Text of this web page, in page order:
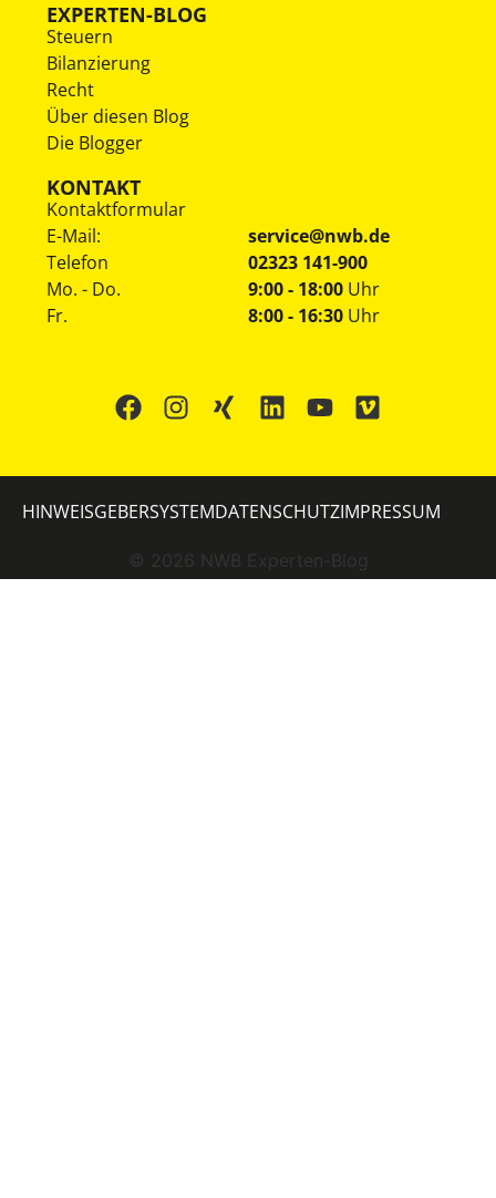
EXPERTEN-BLOG
Steuern
Bilanzierung
Recht
Über diesen Blog
Die Blogger
KONTAKT
Kontaktformular
E-Mail:
service@nwb.de
Telefon
02323 141-900
Mo. - Do.
Fr.
9:00 - 18:00 Uhr
8:00 - 16:30 Uhr
© 2026 NWB Experten-Blog
HINWEISGEBERSYSTEMDATENSCHUTZIMPRESSUM